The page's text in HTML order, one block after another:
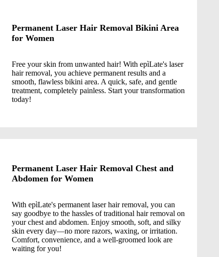
Permanent Laser Hair Removal Bikini Area
for Women
Free your skin from unwanted hair! With epìLate's laser
hair removal, you achieve permanent results and a
smooth, flawless bikini area. A quick, safe, and gentle
treatment, completely painless. Start your transformation
today!
Permanent Laser Hair Removal Chest and
Abdomen for Women
With epìLate's permanent laser hair removal, you can
say goodbye to the hassles of traditional hair removal on
your chest and abdomen. Enjoy smooth, soft, and silky
skin every day—no more razors, waxing, or irritation.
Comfort, convenience, and a well-groomed look are
waiting for you!